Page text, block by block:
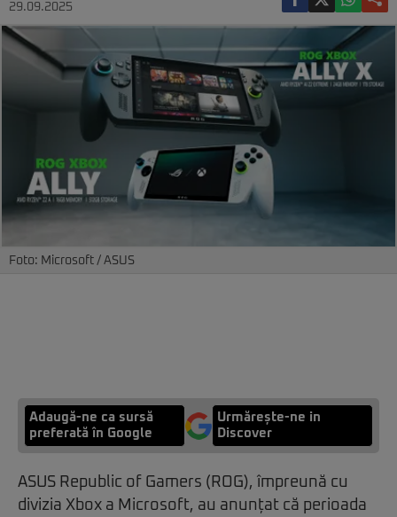
29.09.2025
Foto: Microsoft / ASUS
Adaugă-ne ca sursă
preferată în Google
Urmărește-ne in
Discover
ASUS Republic of Gamers (ROG), împreună cu
divizia Xbox a Microsoft, au anunțat că perioada